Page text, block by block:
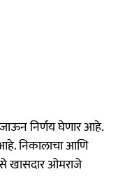
निर्णय घेणार आहे.
आहे. निकालाचा आणि
खासदार ओमराजे